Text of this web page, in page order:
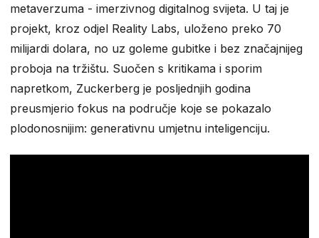
metaverzuma - imerzivnog digitalnog svijeta. U taj je
projekt, kroz odjel Reality Labs, uloženo preko 70
milijardi dolara, no uz goleme gubitke i bez značajnijeg
proboja na tržištu. Suočen s kritikama i sporim
napretkom, Zuckerberg je posljednjih godina
preusmjerio fokus na područje koje se pokazalo
plodonosnijim: generativnu umjetnu inteligenciju.